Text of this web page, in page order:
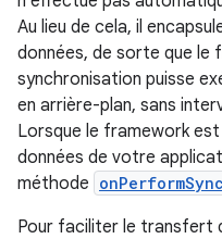
Au lieu de cela, il
données, de sorte que le
synchronisation puisse
en arrière-plan, sans
Lorsque le framework
données de votre
méthode
Pour faciliter le transfert